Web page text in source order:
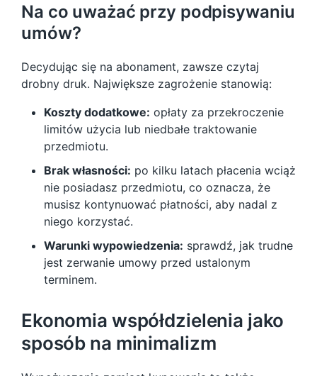
Na co uważać przy podpisywaniu
umów?
Decydując się na abonament, zawsze czytaj
drobny druk. Największe zagrożenie stanowią:
Koszty dodatkowe: opłaty za przekroczenie
limitów użycia lub niedbałe traktowanie
przedmiotu.
Brak własności: po kilku latach płacenia wciąż
nie posiadasz przedmiotu, co oznacza, że
musisz kontynuować płatności, aby nadal z
niego korzystać.
Warunki wypowiedzenia: sprawdź, jak trudne
jest zerwanie umowy przed ustalonym
terminem.
Ekonomia współdzielenia jako
sposób na minimalizm